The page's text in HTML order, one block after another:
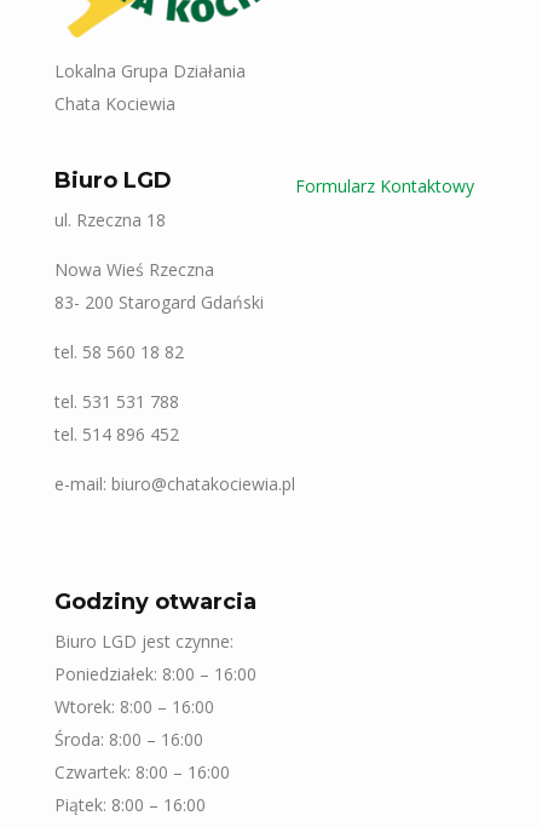
Lokalna Grupa Działania
Chata Kociewia
Biuro LGD
ul. Rzeczna 18
Nowa Wieś Rzeczna
83- 200 Starogard Gdański
tel. 58 560 18 82
tel. 531 531 788
tel. 514 896 452
e-mail: biuro@chatakociewia.pl
Formularz Kontaktowy
Godziny otwarcia
Biuro LGD jest czynne:
Poniedziałek: 8:00 – 16:00
Wtorek: 8:00 – 16:00
Środa: 8:00 – 16:00
Czwartek: 8:00 – 16:00
Piątek: 8:00 – 16:00